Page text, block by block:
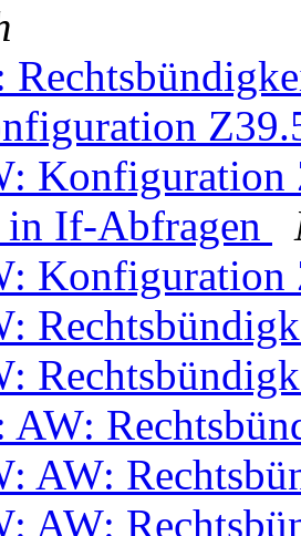
If-Abfragen
AW:
AW:
AW: